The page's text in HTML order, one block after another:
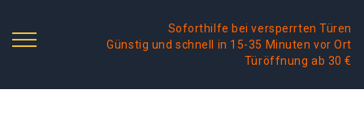
Soforthilfe bei versperrten Türen
Günstig und schnell in 15-35 Minuten vor Ort
Türöffnung ab 30 €